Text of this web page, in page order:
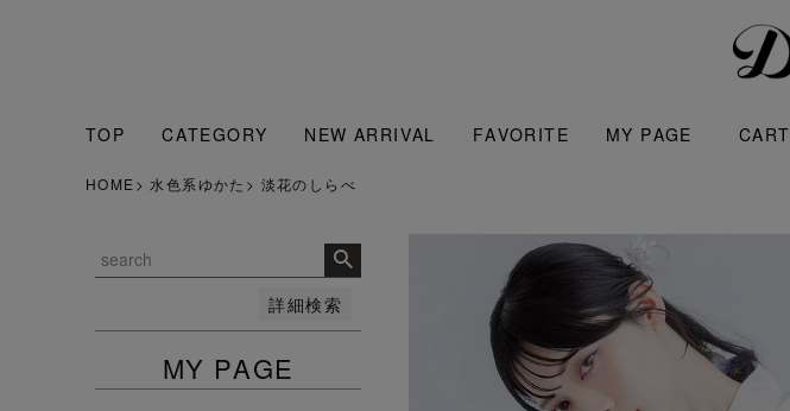
TOP CATEGORY NEW ARRIVAL FAVORITE MY PAGE CART
HOME 水色系ゆかた 淡花のしらべ
詳細検索
人気順
新着順
価格が安い順
MY PAGE